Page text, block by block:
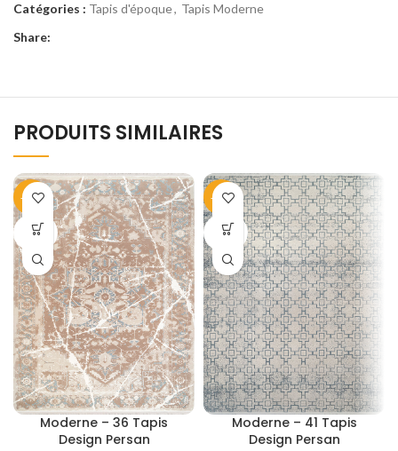
Catégories : Tapis d'époque, Tapis Moderne
Share:
PRODUITS SIMILAIRES
-40%
SOLD
OUT
Moderne – 36 Tapis
Design Persan
-40%
SOLD
OUT
Moderne – 41 Tapis
Design Persan